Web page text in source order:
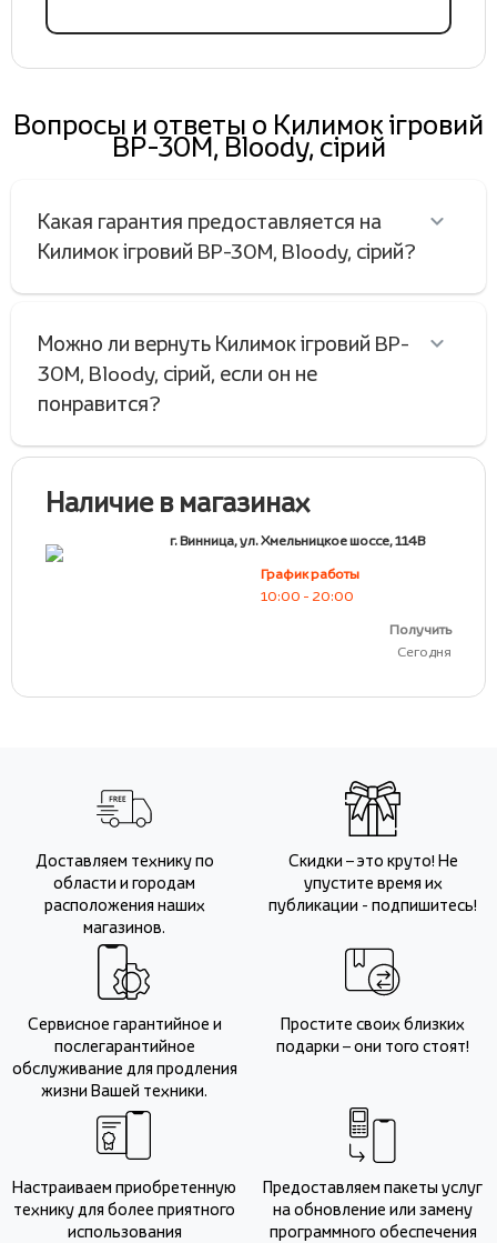
Вопросы и ответы о Килимок ігровий
BP-30M, Bloody, сірий
Какая гарантия предоставляется на
Килимок ігровий BP-30M, Bloody, сірий?
Можно ли вернуть Килимок ігровий BP-
30M, Bloody, сірий, если он не
понравится?
Наличие в магазинах
г. Винница, ул. Хмельницкое шоссе, 114В
График работы
10:00 - 20:00
Получить
Сегодня
Доставляем технику по
области и городам
расположения наших
магазинов.
Скидки – это круто! Не
упустите время их
публикации - подпишитесь!
Сервисное гарантийное и
послегарантийное
обслуживание для продления
жизни Вашей техники.
Простите своих близких
подарки – они того стоят!
Настраиваем приобретенную
технику для более приятного
использования
Предоставляем пакеты услуг
на обновление или замену
программного обеспечения